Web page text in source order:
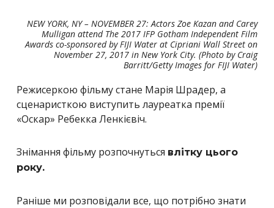
NEW YORK, NY – NOVEMBER 27: Actors Zoe Kazan and Carey
Mulligan attend The 2017 IFP Gotham Independent Film
Awards co-sponsored by FIJI Water at Cipriani Wall Street on
November 27, 2017 in New York City. (Photo by Craig
Barritt/Getty Images for FIJI Water)
Режисеркою фільму стане Марія Шрадер, а
сценаристкою виступить лауреатка премії
«Оскар» Ребекка Ленкієвіч.
Знімання фільму розпочнуться влітку цього
року.
Раніше ми розповідали все, що потрібно знати